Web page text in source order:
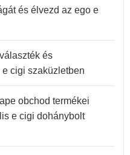
és élvezd az ego e
és
cigi szaküzletben
obchod termékei
e cigi dohánybolt